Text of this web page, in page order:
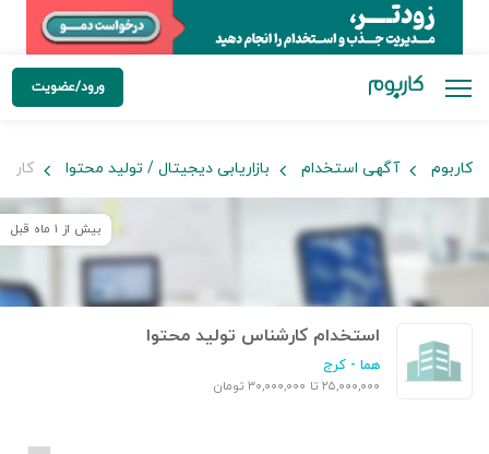
ورود/عضویت
کاربوم آگهی استخدام بازاریابی دیجیتال / تولید محتوا
بیش از ۱ ماه قبل
استخدام کارشناس تولید محتوا
هما - کرج
۲۵,۰۰۰,۰۰۰ تا ۳۰,۰۰۰,۰۰۰ تومان